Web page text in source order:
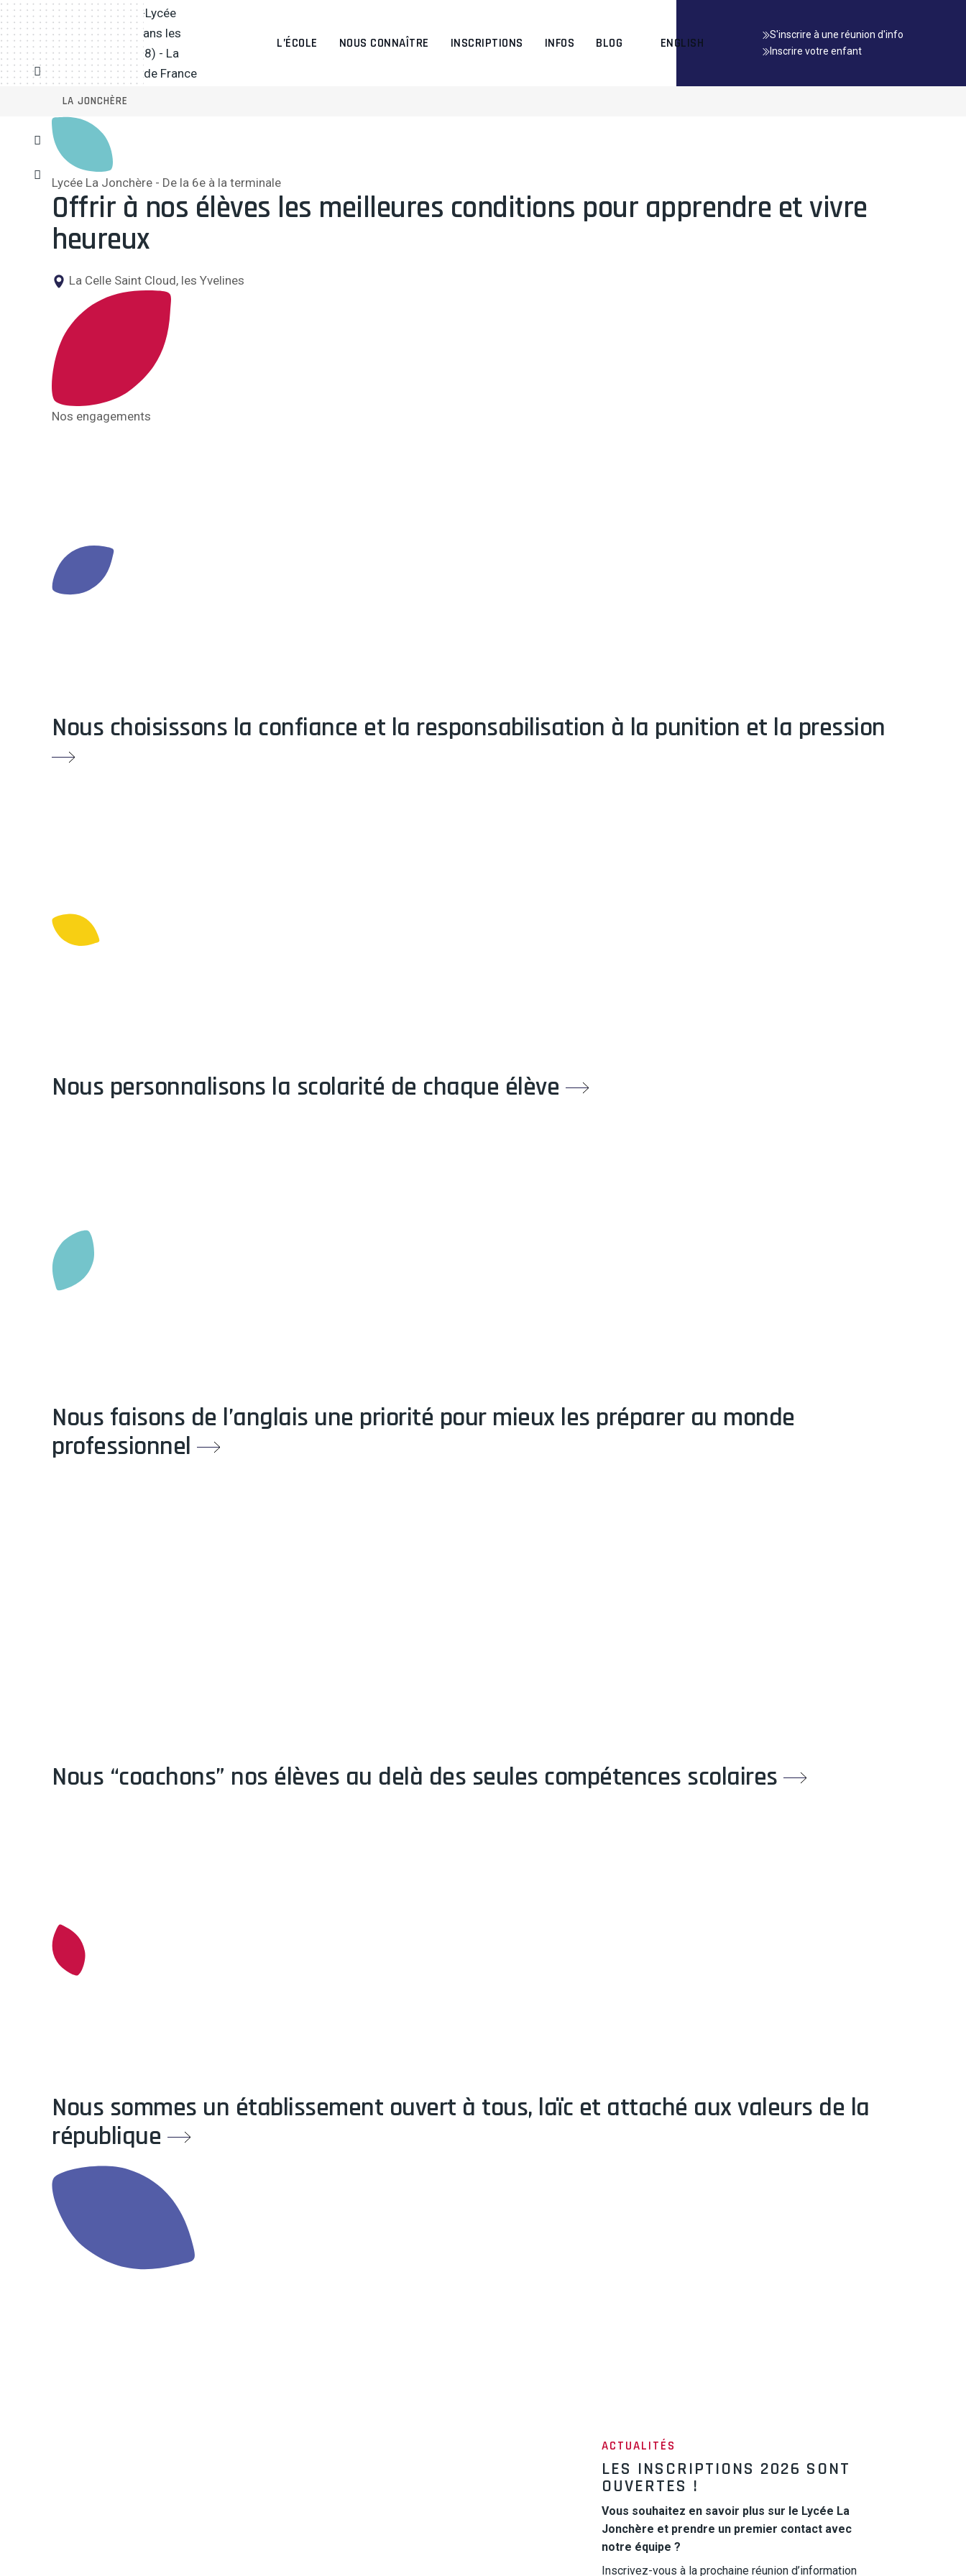
L’ÉCOLE NOUS CONNAÎTRE INSCRIPTIONS INFOS BLOG ENGLISH
S'inscrire à une réunion d'info
Inscrire votre enfant
LA JONCHÈRE
Lycée La Jonchère - De la 6e à la terminale
Offrir à nos élèves les meilleures conditions pour apprendre et vivre
heureux
La Celle Saint Cloud, les Yvelines
Nos engagements
Nous choisissons la confiance et la responsabilisation à la punition et la pression
Nous personnalisons la scolarité de chaque élève
Nous faisons de l’anglais une priorité pour mieux les préparer au monde
professionnel
Nous “coachons” nos élèves au delà des seules compétences scolaires
Nous sommes un établissement ouvert à tous, laïc et attaché aux valeurs de la
république
ACTUALITÉS
LES INSCRIPTIONS 2026 SONT
OUVERTES !
Vous souhaitez en savoir plus sur le Lycée La
Jonchère et prendre un premier contact avec
notre équipe ?
Inscrivez-vous à la prochaine réunion d’information